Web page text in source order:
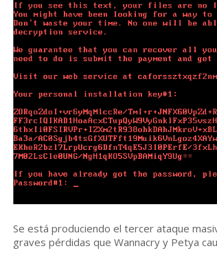
Se está produciendo el tercer ataque
graves pérdidas que Wannacry y Petya